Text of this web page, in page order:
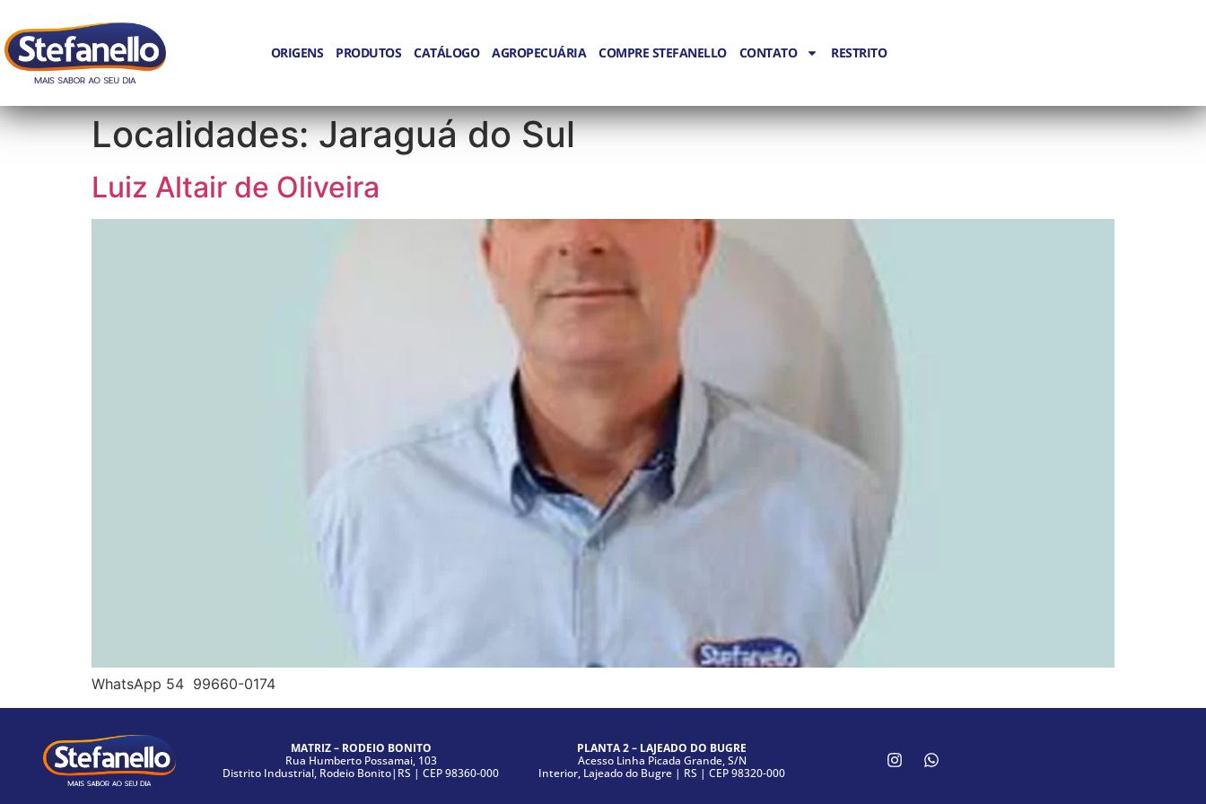
ORIGENS PRODUTOS CATÁLOGO AGROPECUÁRIA COMPRE STEFANELLO CONTATO RESTRITO
Localidades:Jaraguá do Sul
Luiz Altair de Oliveira
WhatsApp 54 99660-0174
MATRIZ – RODEIO BONITO
Rua Humberto Possamai, 103
Distrito Industrial, Rodeio Bonito|RS | CEP 98360-000
PLANTA 2 – LAJEADO DO BUGRE
Acesso Linha Picada Grande, S/N
Interior, Lajeado do Bugre | RS | CEP 98320-000